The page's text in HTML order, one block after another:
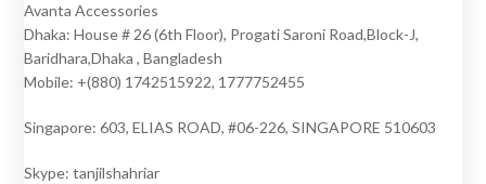
Avanta Accessories
Dhaka: House # 26 (6th Floor), Progati Saroni Road,Block-J,
Baridhara,Dhaka , Bangladesh
Mobile: +(880) 1742515922, 1777752455
Singapore: 603, ELIAS ROAD, #06-226, SINGAPORE 510603
Skype: tanjilshahriar